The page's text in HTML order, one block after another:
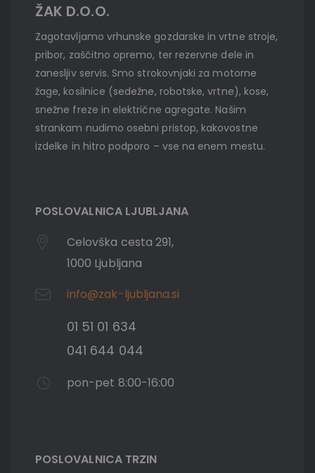
ŽAK D.O.O.
Zagotavljamo vrhunske gozdarske in vrtne stroje,
pribor, zaščitno opremo, ter rezervne dele in
zanesljiv servis. Smo strokovnjaki za motorne
žage, kosilnice (sedežne, robotske, vrtne), kose,
snežne freze in električne agregate. Našim
strankam nudimo osebni pristop, kakovostne
izdelke in hitro podporo – vse na enem mestu.
POSLOVALNICA LJUBLJANA
Celovška cesta 291,
1000 Ljubljana
info@zak-ljubljana.si
01 51 01 634
041 644 044
pon-pet 8:00-16:00
POSLOVALNICA TRZIN